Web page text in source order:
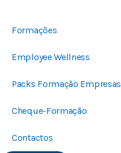
Formações
Employee Wellness
Packs Formação Empresas
Cheque-Formação
Contactos